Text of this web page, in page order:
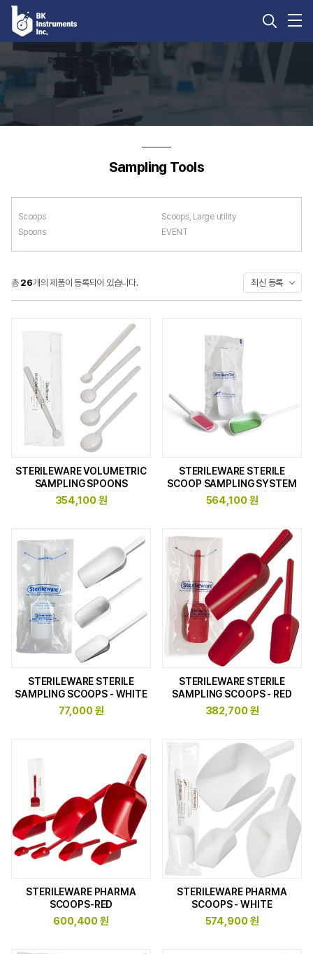
Sampling Tools
Scoops
Scoops, Large utility
Spoons
EVENT
총 26개의 제품이 등록되어 있습니다. 최신 등록
STERILEWARE VOLUMETRIC
SAMPLING SPOONS
354,100 원
STERILEWARE STERILE
SCOOP SAMPLING SYSTEM
564,100 원
STERILEWARE STERILE
SAMPLING SCOOPS - WHITE
77,000 원
STERILEWARE STERILE
SAMPLING SCOOPS - RED
382,700 원
STERILEWARE PHARMA
SCOOPS-RED
600,400 원
STERILEWARE PHARMA
SCOOPS - WHITE
574,900 원